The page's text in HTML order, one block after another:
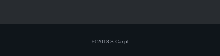
naprawde ludzki, nie zdziera, nie oszukuje.
© 2018 S-Car.pl